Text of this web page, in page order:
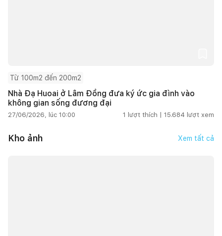
Từ 100m2 đến 200m2
Nhà Đạ Huoai ở Lâm Đồng đưa ký ức gia đình vào
không gian sống đương đại
27/06/2026, lúc 10:00 1 lượt thích | 15.684 lượt xem
Kho ảnh Xem tất cả